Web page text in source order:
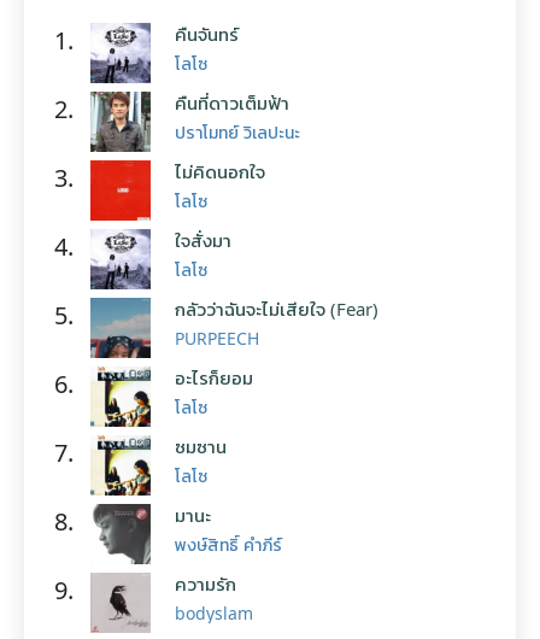
1. คืนจันทร์
โลโซ
2. คืนที่ดาวเต็มฟ้า
ปราโมทย์ วิเลปะนะ
3. ไม่คิดนอกใจ
โลโซ
4. ใจสั่งมา
โลโซ
5. กลัวว่าฉันจะไม่เสียใจ (Fear)
PURPEECH
6. อะไรก็ยอม
โลโซ
7. ซมซาน
โลโซ
8. มานะ
พงษ์สิทธิ์ คำภีร์
9. ความรัก
bodyslam